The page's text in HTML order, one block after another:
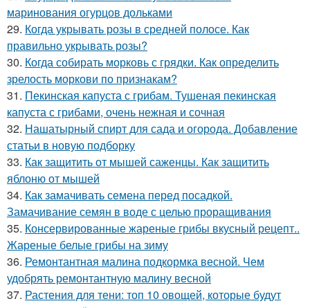
маринования огурцов дольками
29. Когда укрывать розы в средней полосе. Как
правильно укрывать розы?
30. Когда собирать морковь с грядки. Как определить
зрелость моркови по признакам?
31. Пекинская капуста с грибам. Тушеная пекинская
капуста с грибами, очень нежная и сочная
32. Нашатырный спирт для сада и огорода. Добавление
статьи в новую подборку
33. Как защитить от мышей саженцы. Как защитить
яблоню от мышей
34. Как замачивать семена перед посадкой.
Замачивание семян в воде с целью проращивания
35. Консервированные жареные грибы вкусный рецепт..
Жареные белые грибы на зиму
36. Ремонтантная малина подкормка весной. Чем
удобрять ремонтантную малину весной
37. Растения для тени: топ 10 овощей, которые будут